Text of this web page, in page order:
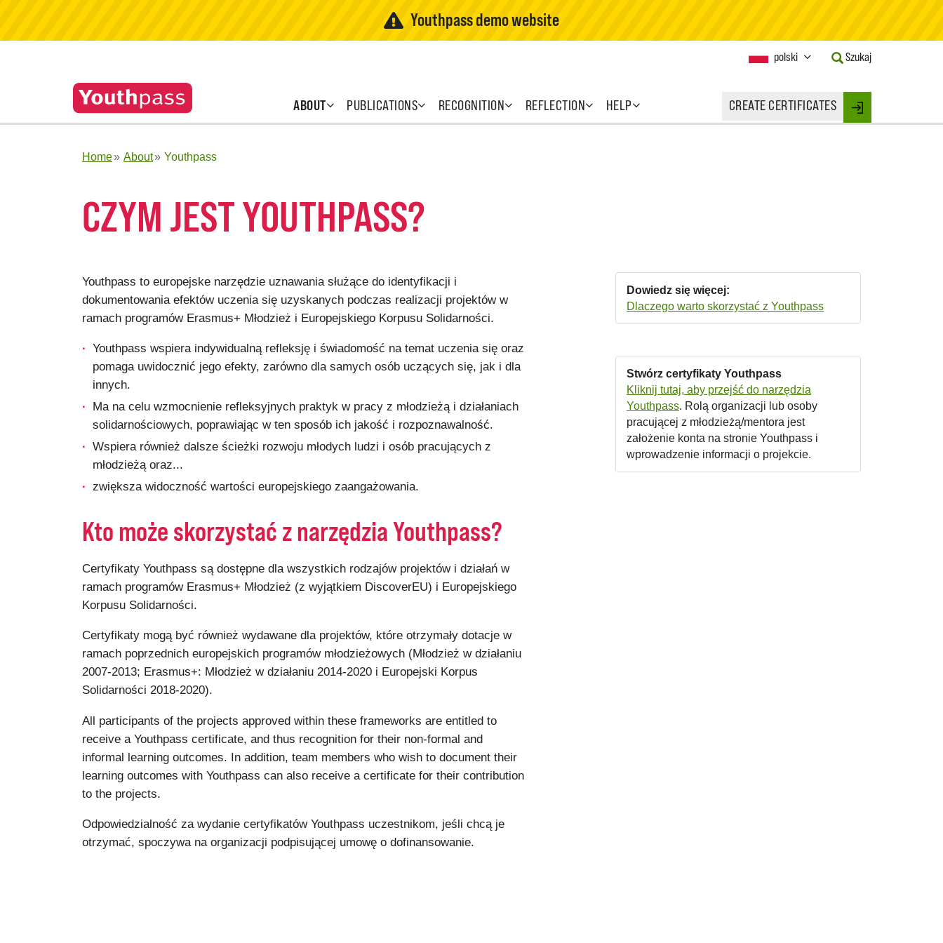
Youthpass demo website
ABOUT PUBLICATIONS RECOGNITION REFLECTION HELP CREATE CERTIFICATES Login
Current
polski
Button
to
Szukaj
Home About Youthpass
CZYM JEST YOUTHPASS?
Youthpass to europejske narzędzie uznawania służące do identyfikacji i
dokumentowania efektów uczenia się uzyskanych podczas realizacji projektów w
ramach programów Erasmus+ Młodzież i Europejskiego Korpusu Solidarności.
Youthpass wspiera indywidualną refleksję i świadomość na temat uczenia się oraz
pomaga uwidocznić jego efekty, zarówno dla samych osób uczących się, jak i dla
innych.
Ma na celu wzmocnienie refleksyjnych praktyk w pracy z młodzieżą i działaniach
solidarnościowych, poprawiając w ten sposób ich jakość i rozpoznawalność.
Wspiera również dalsze ścieżki rozwoju młodych ludzi i osób pracujących z
młodzieżą oraz...
zwiększa widoczność wartości europejskiego zaangażowania.
Kto może skorzystać z narzędzia Youthpass?
Certyfikaty Youthpass są dostępne dla wszystkich rodzajów projektów i działań w
ramach programów Erasmus+ Młodzież (z wyjątkiem DiscoverEU) i Europejskiego
Korpusu Solidarności.
Certyfikaty mogą być również wydawane dla projektów, które otrzymały dotacje w
ramach poprzednich europejskich programów młodzieżowych (Młodzież w działaniu
2007-2013; Erasmus+: Młodzież w działaniu 2014-2020 i Europejski Korpus
Solidarności 2018-2020).
All participants of the projects approved within these frameworks are entitled to
receive a Youthpass certificate, and thus recognition for their non-formal and
informal learning outcomes. In addition, team members who wish to document their
learning outcomes with Youthpass can also receive a certificate for their contribution
to the projects.
Odpowiedzialność za wydanie certyfikatów Youthpass uczestnikom, jeśli chcą je
otrzymać, spoczywa na organizacji podpisującej umowę o dofinansowanie.
Dowiedz się więcej:
Dlaczego warto skorzystać z Youthpass
Stwórz certyfikaty Youthpass
Kliknij tutaj, aby przejść do narzędzia
Youthpass. Rolą organizacji lub osoby
pracującej z młodzieżą/mentora jest
założenie konta na stronie Youthpass i
wprowadzenie informacji o projekcie.